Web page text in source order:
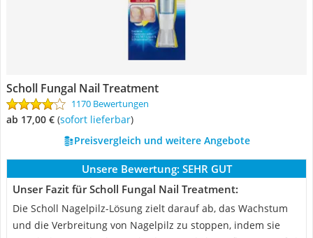
Scholl Fungal Nail Treatment
1170 Bewertungen
ab 17,00 € ( Sofort lieferbar)
Preisvergleich und weitere Angebote
Unsere Bewertung: SEHR GUT
Unser Fazit für Scholl Fungal Nail Treatment:
Die Scholl Nagelpilz-Lösung zielt darauf ab, das Wachstum
und die Verbreitung von Nagelpilz zu stoppen, indem sie